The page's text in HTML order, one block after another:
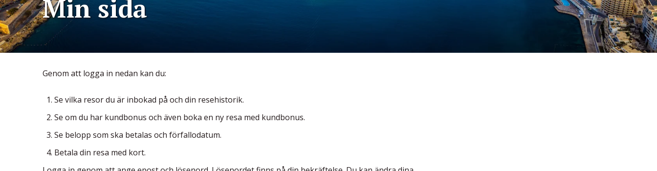
Min sida
Genom att logga in nedan kan du:
Se vilka resor du är inbokad på och din resehistorik.
Se om du har kundbonus och även boka en ny resa med kundbonus.
Se belopp som ska betalas och förfallodatum.
Betala din resa med kort.